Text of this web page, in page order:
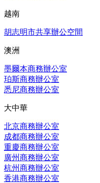
越南
胡志明市共享辦公空間
澳洲
墨爾本商務辦公室
珀斯商務辦公室
悉尼商務辦公室
大中華
北京商務辦公室
成都商務辦公室
重慶商務辦公室
廣州商務辦公室
杭州商務辦公室
香港商務辦公室